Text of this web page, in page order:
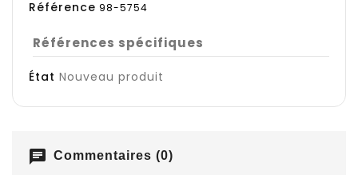
Référence 98-5754
Références spécifiques
État Nouveau produit
chat Commentaires (0)